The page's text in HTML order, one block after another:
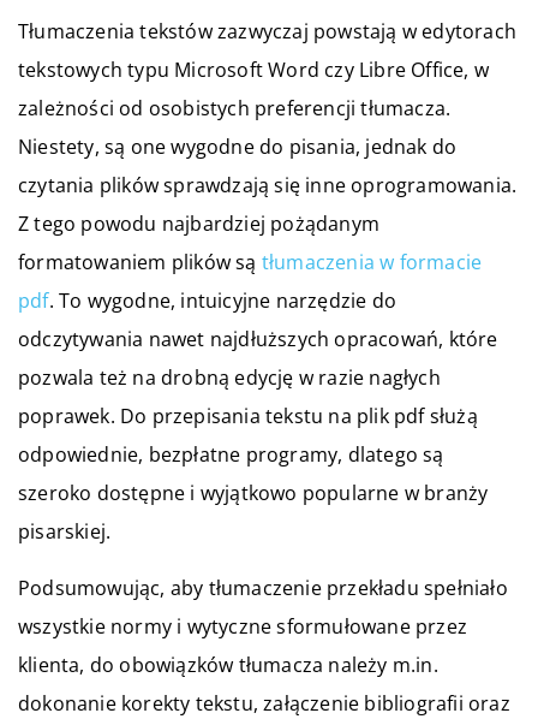
Tłumaczenia tekstów zazwyczaj powstają w edytorach
tekstowych typu Microsoft Word czy Libre Office, w
zależności od osobistych preferencji tłumacza.
Niestety, są one wygodne do pisania, jednak do
czytania plików sprawdzają się inne oprogramowania.
Z tego powodu najbardziej pożądanym
formatowaniem plików są tłumaczenia w formacie
pdf. To wygodne, intuicyjne narzędzie do
odczytywania nawet najdłuższych opracowań, które
pozwala też na drobną edycję w razie nagłych
poprawek. Do przepisania tekstu na plik pdf służą
odpowiednie, bezpłatne programy, dlatego są
szeroko dostępne i wyjątkowo popularne w branży
pisarskiej.
Podsumowując, aby tłumaczenie przekładu spełniało
wszystkie normy i wytyczne sformułowane przez
klienta, do obowiązków tłumacza należy m.in.
dokonanie korekty tekstu, załączenie bibliografii oraz